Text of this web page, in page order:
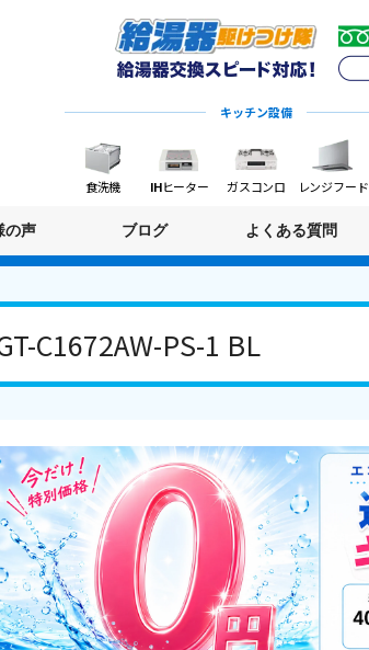
キッチン設備
食洗機 IHヒーター ガスコンロ レンジフード
の声 ブログ よくある質問
C1672AW-PS-1 BL